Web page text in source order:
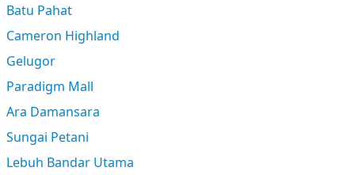
Batu Pahat
Cameron Highland
Gelugor
Paradigm Mall
Ara Damansara
Sungai Petani
Lebuh Bandar Utama